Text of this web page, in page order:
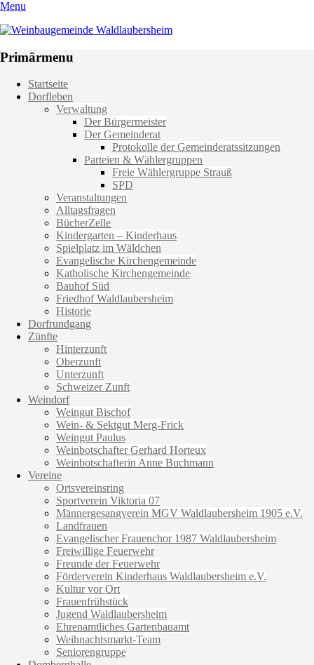
Menu
Weinbaugemeinde Waldlaubersheim
Primärmenu
Weiter
zum
Startseite
Dorfleben
Verwaltung
Der Bürgermeister
Der Gemeinderat
Protokolle der Gemeinderatssitzungen
Parteien & Wählergruppen
Freie Wählergruppe Strauß
SPD
Veranstaltungen
Alltagsfragen
BücherZelle
Kindergarten – Kinderhaus
Spielplatz im Wäldchen
Evangelische Kirchengemeinde
Katholische Kirchengemeinde
Bauhof Süd
Friedhof Waldlaubersheim
Historie
Dorfrundgang
Zünfte
Hinterzunft
Oberzunft
Unterzunft
Schweizer Zunft
Weindorf
Weingut Bischof
Wein- & Sektgut Merg-Frick
Weingut Paulus
Weinbotschafter Gerhard Horteux
Weinbotschafterin Anne Buchmann
Vereine
Ortsvereinsring
Sportverein Viktoria 07
Männergesangverein MGV Waldlaubersheim 1905 e.V.
Landfrauen
Evangelischer Frauenchor 1987 Waldlaubersheim
Freiwillige Feuerwehr
Freunde der Feuerwehr
Förderverein Kinderhaus Waldlaubersheim e.V.
Kultur vor Ort
Frauenfrühstück
Jugend Waldlaubersheim
Ehrenamtliches Gartenbauamt
Weihnachtsmarkt-Team
Seniorengruppe